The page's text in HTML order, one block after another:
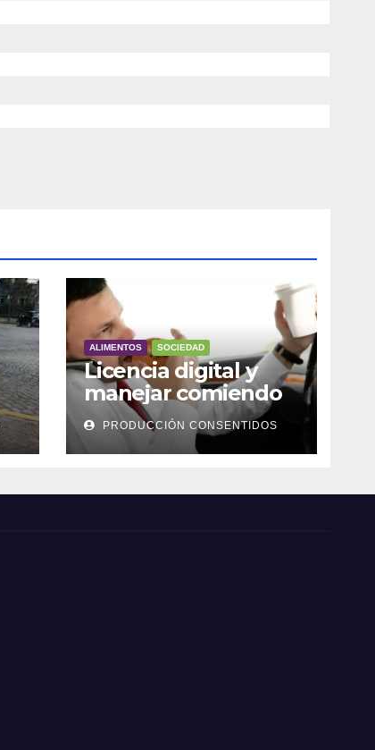
ALIMENTOS SOCIEDAD
Licencia digital y
manejar comiendo
PRODUCCIÓN CONSENTIDOS